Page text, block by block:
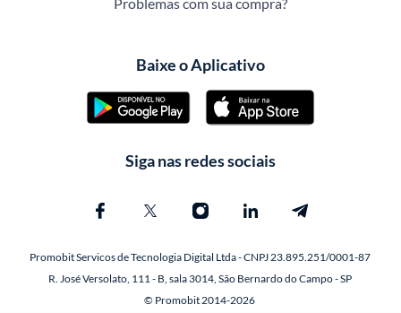
Baixe o Aplicativo
Siga nas redes sociais
Promobit Servicos de Tecnologia Digital Ltda - CNPJ 23.895.251/0001-87
R. José Versolato, 111 - B, sala 3014, São Bernardo do Campo - SP
© Promobit 2014-2026